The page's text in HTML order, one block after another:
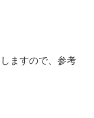
ますので、参考